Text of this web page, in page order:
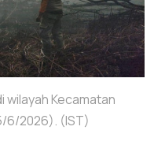
wilayah Kecamatan
6/2026). (IST)